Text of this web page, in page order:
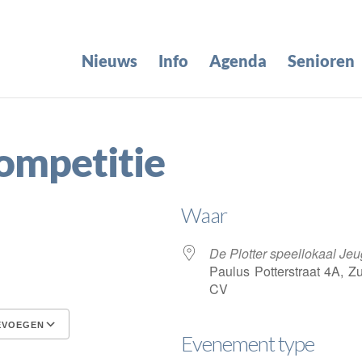
Nieuws Info Agenda Senioren
Google Calendar iCalendar
Waar
De Plotter speellokaal
Paulus Potterstraat 4A,
CV
Evenement type